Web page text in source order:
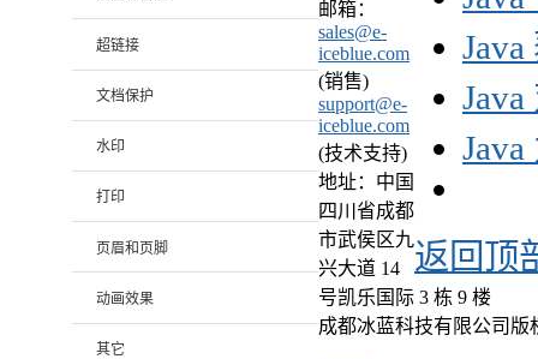
返回顶
超链接
文档保护
水印
打印
页眉和页脚
动画效果
其它
邮箱：
sales@e-
iceblue.com
(销售)
support@e-
iceblue.com
(技术支持)
地址：中国
四川省成都
市武侯区九
兴大道 14
号凯乐国际 3 栋 9 楼
成都冰蓝科技有限公司版